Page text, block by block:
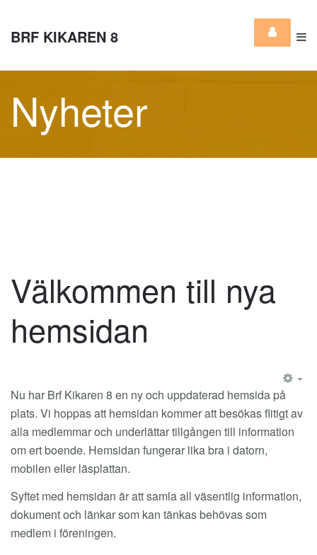
BRF KIKAREN 8
Nyheter
Välkommen till nya
hemsidan
Nu har Brf Kikaren 8 en ny och uppdaterad hemsida på
plats. Vi hoppas att hemsidan kommer att besökas flitigt av
alla medlemmar och underlättar tillgången till information
om ert boende. Hemsidan fungerar lika bra i datorn,
mobilen eller läsplattan.
Syftet med hemsidan är att samla all väsentlig information,
dokument och länkar som kan tänkas behövas som
medlem i föreningen.